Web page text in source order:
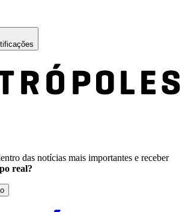
das notícias mais importantes e receber
real?